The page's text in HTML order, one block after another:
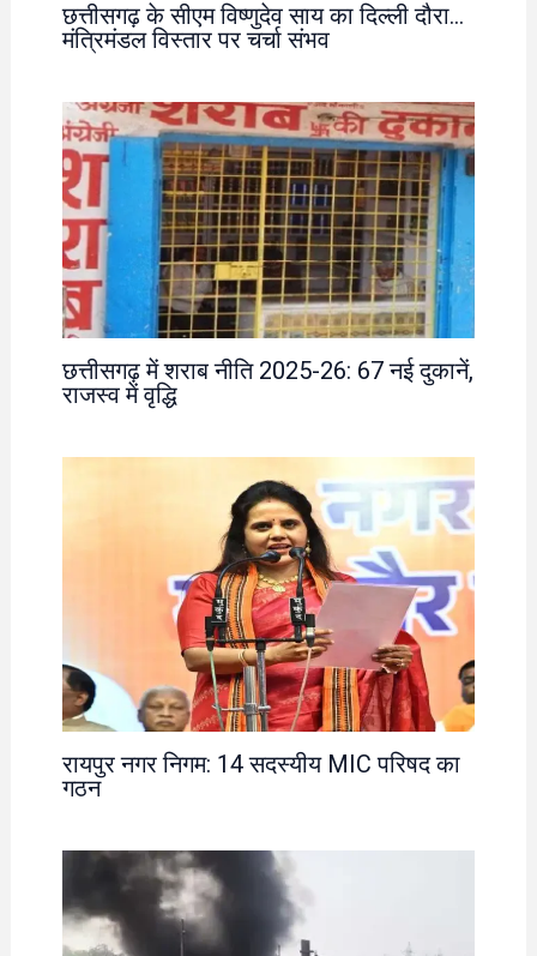
छत्तीसगढ़ के सीएम विष्णुदेव साय का दिल्ली दौरा…
मंत्रिमंडल विस्तार पर चर्चा संभव
छत्तीसगढ़ में शराब नीति 2025-26: 67 नई दुकानें,
राजस्व में वृद्धि
रायपुर नगर निगम: 14 सदस्यीय MIC परिषद का
गठन